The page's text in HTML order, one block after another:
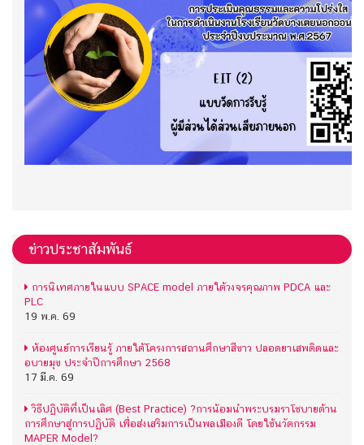
ข่าวประชาสัมพันธ์
การนิเทศภายในแบบ SPACE model ภายใต้วงจรคุณภาพ PDCA และ
PLC
19 พ.ค. 69
ห้องศูนย์การเรียนรู้ ภายใต้โครงการสถานศึกษาสีขาว ปลอดยาเสพติดและ
อบายมุข ประจำปีการศึกษา 2568
17 มี.ค. 69
วิธีปฏิบัติที่เป็นเลิศ (Best Practice) ?การน้อมนำพระบรมราโชบายด้าน
การศึกษาสู่การปฏิบัติ เพื่อส่งเสริมการเป็นพลเมืองดี โดยใช้นวัตกรรม
MAPER Model?